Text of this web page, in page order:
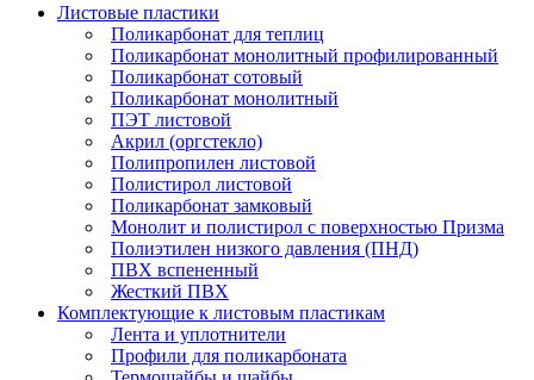
Листовые пластики
Поликарбонат для теплиц
Поликарбонат монолитный профилированный
Поликарбонат сотовый
Поликарбонат монолитный
ПЭТ листовой
Акрил (оргстекло)
Полипропилен листовой
Полистирол листовой
Поликарбонат замковый
Монолит и полистирол с поверхностью Призма
Полиэтилен низкого давления (ПНД)
ПВХ вспененный
Жесткий ПВХ
Комплектующие к листовым пластикам
Лента и уплотнители
Профили для поликарбоната